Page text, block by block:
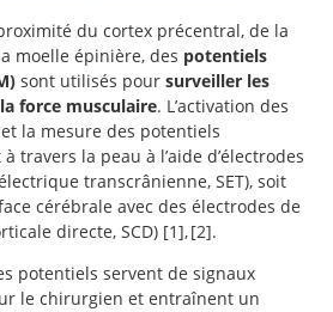
du cortex précentral, de la
moelle épinière, des potentiels
sont utilisés pour surveiller les
force musculaire. L’activation des
la mesure des potentiels
travers la peau à l’aide d’électrodes
transcrânienne, SET), soit
cérébrale avec des électrodes de
directe, SCD) 1
The
between quantitative
, 2
Simultaneous Direct Cortical
Monitoring and Subcortical
.
potentiels servent de signaux
le chirurgien et entraînent un